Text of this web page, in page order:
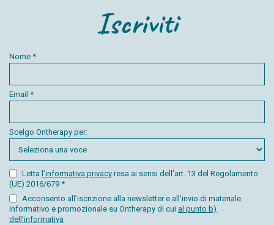
Iscriviti
Nome *
Email *
Scelgo Ontherapy per:
Letta l’informativa privacy resa ai sensi dell’art. 13 del Regolamento
(UE) 2016/679 *
Acconsento all’iscrizione alla newsletter e all’invio di materiale
informativo e promozionale su Ontherapy di cui al punto b)
dell’informativa